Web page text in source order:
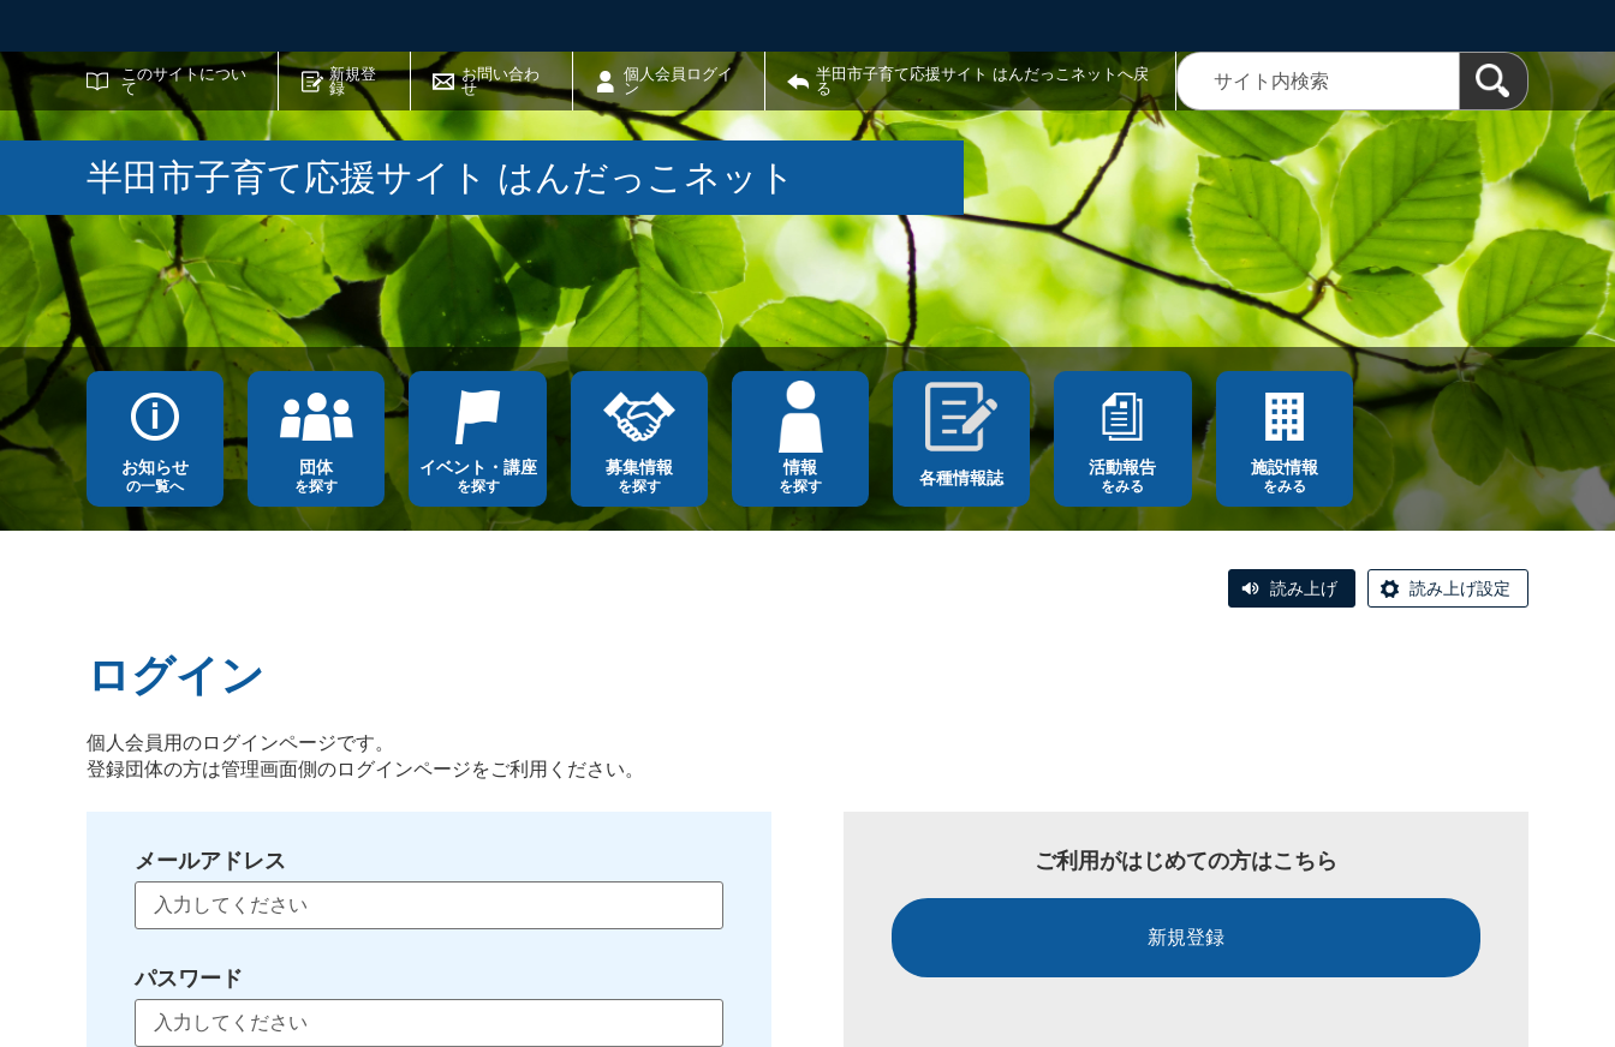
このサイトについ
て
新規登
録
お問い合わ
せ
個人会員ログイ
ン
半田市子育て応援サイト はんだっこネットへ戻
る
サイト内検索
半田市子育て応援サイト はんだっこネット
お知らせ
の一覧へ
団体
を探す
イベント・講座
を探す
募集情報
を探す
情報
を探す 各種情報誌
活動報告
をみる
施設情報
をみる
読み上げ 読み上げ設定
ログイン
個人会員用のログインページです。
登録団体の方は管理画面側のログインページをご利用ください。
メールアドレス
パスワード
ご利用がはじめての方はこちら
新規登録